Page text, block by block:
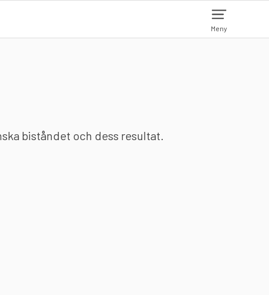
Meny
biståndet och dess resultat.